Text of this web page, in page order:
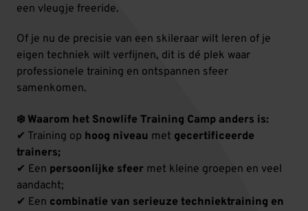
een vleugje freeride.
Of je nu de precisie van een skileraar wilt leren of je
eigen techniek wilt verfijnen, dit is dé plek waar
professionele training en ontspannen sfeer
samenkomen.
❄️ Waarom het Snowlife Training Camp anders is:
✔ Training op hoog niveau met gecertificeerde
trainers;
✔ Een persoonlijke sfeer met kleine groepen en veel
aandacht;
✔ Een combinatie van serieuze techniektraining en